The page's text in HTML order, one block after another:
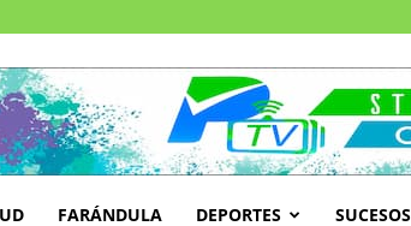
FARÁNDULA DEPORTES SUCESOS